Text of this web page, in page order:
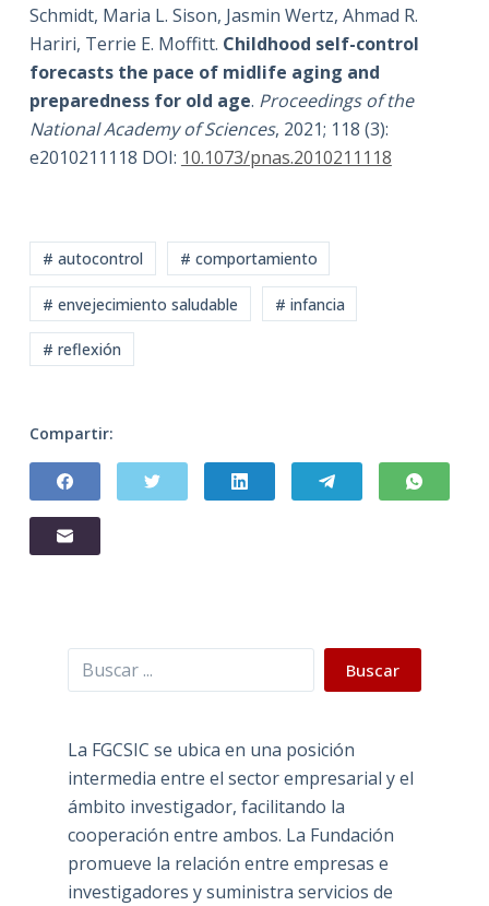
Schmidt, Maria L. Sison, Jasmin Wertz, Ahmad R.
Hariri, Terrie E. Moffitt. Childhood self-control
forecasts the pace of midlife aging and
preparedness for old age. Proceedings of the
National Academy of Sciences, 2021; 118 (3):
e2010211118 DOI: 10.1073/pnas.2010211118
# autocontrol # comportamiento
# envejecimiento saludable # infancia
# reflexión
Compartir:
Buscar Buscar
La FGCSIC se ubica en una posición
intermedia entre el sector empresarial y el
ámbito investigador, facilitando la
cooperación entre ambos. La Fundación
promueve la relación entre empresas e
investigadores y suministra servicios de